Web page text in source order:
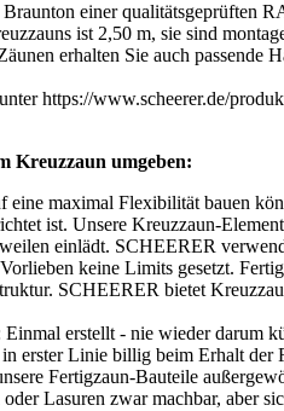
einer qualitätsgeprüften
ist 2,50 m, sie sind
erhalten Sie auch
https://www.scheerer.de/
Kreuzzaun umgeben:
eine maximal Flexibilität bauen
ist. Unsere Kreuzzaun-
einlädt. SCHEERER
keine Limits gesetzt.
SCHEERER bietet
erstellt - nie wieder darum
erster Linie billig beim Erhalt
Fertigzaun-Bauteile
Lasuren zwar machbar, aber